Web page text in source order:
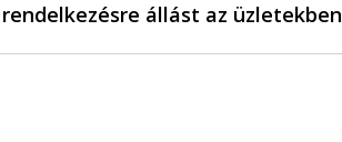
állást az üzletekben